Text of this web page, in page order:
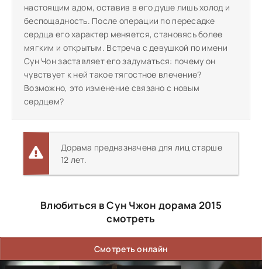
настоящим адом, оставив в его душе лишь холод и
беспощадность. После операции по пересадке
сердца его характер меняется, становясь более
мягким и открытым. Встреча с девушкой по имени
Сун Чон заставляет его задуматься: почему он
чувствует к ней такое тягостное влечение?
Возможно, это изменение связано с новым
сердцем?
Дорама предназначена для лиц старше
12 лет.
Влюбиться в Сун Чжон дорама 2015
смотреть
Смотреть онлайн